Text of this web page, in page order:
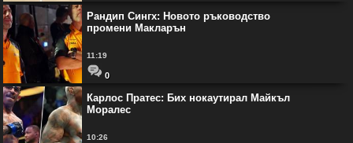
Рандип Сингх: Новото ръководство
промени Макларън
11:19
0
Карлос Пратес: Бих нокаутирал Майкъл
Моралес
10:26